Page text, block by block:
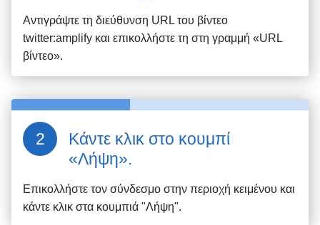
Αντιγράψτε τη διεύθυνση URL του βίντεο
twitter:amplify και επικολλήστε τη στη γραμμή «URL
βίντεο».
Κάντε κλικ στο κουμπί
«Λήψη».
Επικολλήστε τον σύνδεσμο στην περιοχή κειμένου και
κάντε κλικ στα κουμπιά "Λήψη".